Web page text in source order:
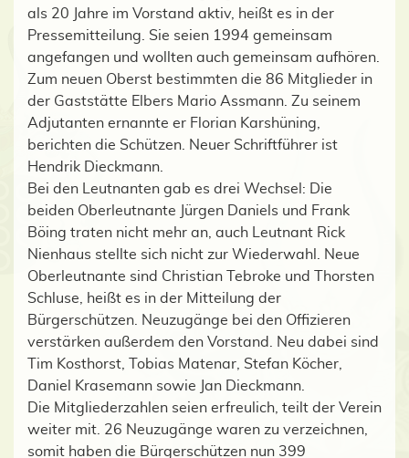
als 20 Jahre im Vorstand aktiv, heißt es in der
Pressemitteilung. Sie seien 1994 gemeinsam
angefangen und wollten auch gemeinsam aufhören.
Zum neuen Oberst bestimmten die 86 Mitglieder in
der Gaststätte Elbers Mario Assmann. Zu seinem
Adjutanten ernannte er Florian Karshüning,
berichten die Schützen. Neuer Schriftführer ist
Hendrik Dieckmann.
Bei den Leutnanten gab es drei Wechsel: Die
beiden Oberleutnante Jürgen Daniels und Frank
Böing traten nicht mehr an, auch Leutnant Rick
Nienhaus stellte sich nicht zur Wiederwahl. Neue
Oberleutnante sind Christian Tebroke und Thorsten
Schluse, heißt es in der Mitteilung der
Bürgerschützen. Neuzugänge bei den Offizieren
verstärken außerdem den Vorstand. Neu dabei sind
Tim Kosthorst, Tobias Matenar, Stefan Köcher,
Daniel Krasemann sowie Jan Dieckmann.
Die Mitgliederzahlen seien erfreulich, teilt der Verein
weiter mit. 26 Neuzugänge waren zu verzeichnen,
somit haben die Bürgerschützen nun 399